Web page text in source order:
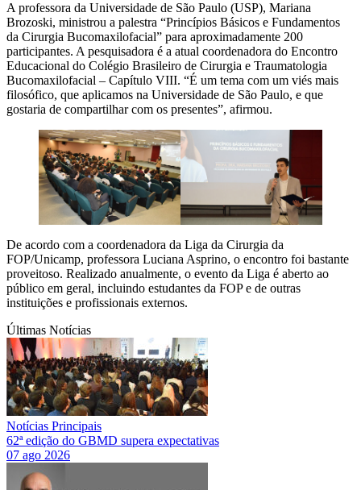
A professora da Universidade de São Paulo (USP), Mariana
Brozoski, ministrou a palestra “Princípios Básicos e Fundamentos
da Cirurgia Bucomaxilofacial” para aproximadamente 200
participantes. A pesquisadora é a atual coordenadora do Encontro
Educacional do Colégio Brasileiro de Cirurgia e Traumatologia
Bucomaxilofacial – Capítulo VIII. “É um tema com um viés mais
filosófico, que aplicamos na Universidade de São Paulo, e que
gostaria de compartilhar com os presentes”, afirmou.
De acordo com a coordenadora da Liga da Cirurgia da
FOP/Unicamp, professora Luciana Asprino, o encontro foi bastante
proveitoso. Realizado anualmente, o evento da Liga é aberto ao
público em geral, incluindo estudantes da FOP e de outras
instituições e profissionais externos.
Últimas Notícias
Notícias Principais
62ª edição do GBMD supera expectativas
07 ago 2026